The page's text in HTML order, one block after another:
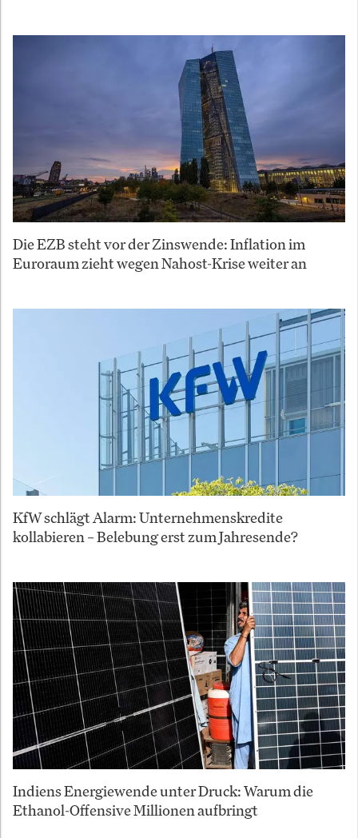
Die EZB steht vor der Zinswende: Inflation im
Euroraum zieht wegen Nahost-Krise weiter an
KfW schlägt Alarm: Unternehmenskredite
kollabieren – Belebung erst zum Jahresende?
Indiens Energiewende unter Druck: Warum die
Ethanol-Offensive Millionen aufbringt